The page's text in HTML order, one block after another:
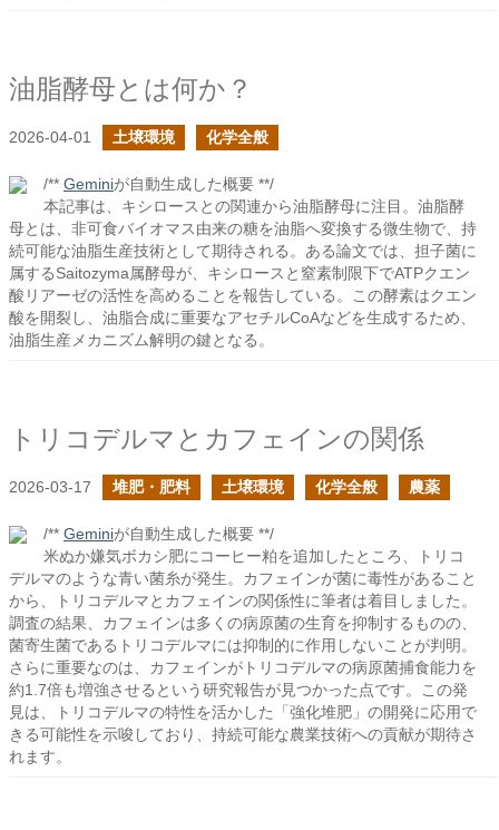
油脂酵母とは何か？
2026-04-01 土壌環境 化学全般
/** Geminiが自動生成した概要 **/
本記事は、キシロースとの関連から油脂酵母に注目。油脂酵
母とは、非可食バイオマス由来の糖を油脂へ変換する微生物で、持
続可能な油脂生産技術として期待される。ある論文では、担子菌に
属するSaitozyma属酵母が、キシロースと窒素制限下でATPクエン
酸リアーゼの活性を高めることを報告している。この酵素はクエン
酸を開裂し、油脂合成に重要なアセチルCoAなどを生成するため、
油脂生産メカニズム解明の鍵となる。
トリコデルマとカフェインの関係
2026-03-17 堆肥・肥料 土壌環境 化学全般 農薬
/** Geminiが自動生成した概要 **/
米ぬか嫌気ボカシ肥にコーヒー粕を追加したところ、トリコ
デルマのような青い菌糸が発生。カフェインが菌に毒性があること
から、トリコデルマとカフェインの関係性に筆者は着目しました。
調査の結果、カフェインは多くの病原菌の生育を抑制するものの、
菌寄生菌であるトリコデルマには抑制的に作用しないことが判明。
さらに重要なのは、カフェインがトリコデルマの病原菌捕食能力を
約1.7倍も増強させるという研究報告が見つかった点です。この発
見は、トリコデルマの特性を活かした「強化堆肥」の開発に応用で
きる可能性を示唆しており、持続可能な農業技術への貢献が期待さ
れます。